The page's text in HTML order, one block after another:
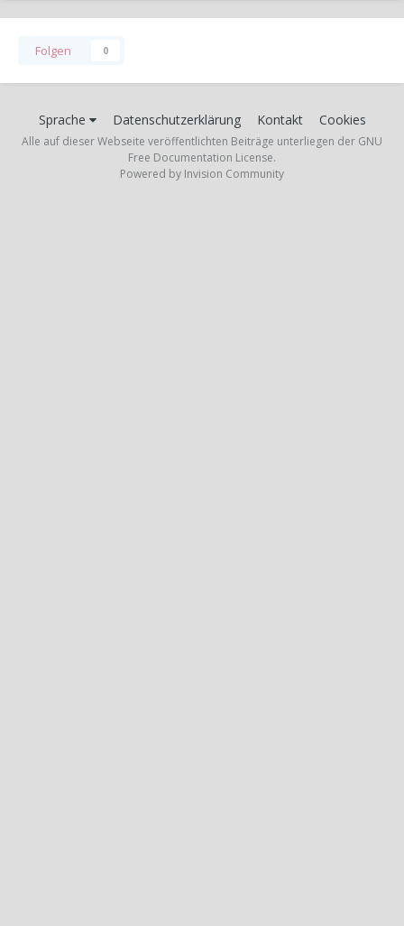
Folgen 0
Sprache Datenschutzerklärung Kontakt Cookies
Alle auf dieser Webseite veröffentlichten Beiträge unterliegen der GNU
Free Documentation License.
Powered by Invision Community